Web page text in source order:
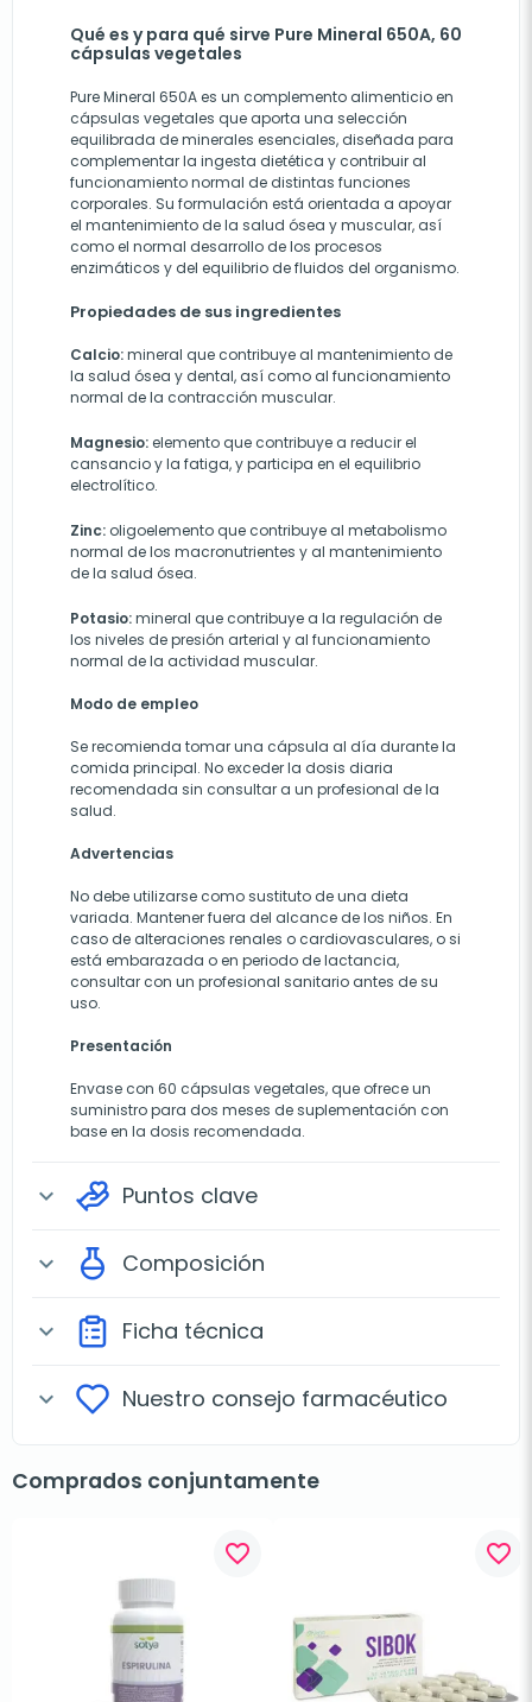
Qué es y para qué sirve Pure Mineral 650A, 60
cápsulas vegetales
Pure Mineral 650A es un complemento alimenticio en
cápsulas vegetales que aporta una selección
equilibrada de minerales esenciales, diseñada para
complementar la ingesta dietética y contribuir al
funcionamiento normal de distintas funciones
corporales. Su formulación está orientada a apoyar
el mantenimiento de la salud ósea y muscular, así
como el normal desarrollo de los procesos
enzimáticos y del equilibrio de fluidos del organismo.
Propiedades de sus ingredientes
Calcio:mineral que contribuye al mantenimiento de
la salud ósea y dental, así como al funcionamiento
normal de la contracción muscular.
Magnesio:elemento que contribuye a reducir el
cansancio y la fatiga, y participa en el equilibrio
electrolítico.
Zinc: oligoelemento que contribuye al metabolismo
normal de los macronutrientes y al mantenimiento
de la salud ósea.
Potasio:mineral que contribuye a la regulación de
los niveles de presión arterial y al funcionamiento
normal de la actividad muscular.
Modo de empleo
Se recomienda tomar una cápsula al día durante la
comida principal. No exceder la dosis diaria
recomendada sin consultar a un profesional de la
salud.
Advertencias
No debe utilizarse como sustituto de una dieta
variada. Mantener fuera del alcance de los niños. En
caso de alteraciones renales o cardiovasculares, o si
está embarazada o en periodo de lactancia,
consultar con un profesional sanitario antes de su
uso.
Presentación
Envase con 60 cápsulas vegetales, que ofrece un
suministro para dos meses de suplementación con
base en la dosis recomendada.
expand_more Puntos clave
expand_more Composición
expand_more Ficha técnica
expand_more Nuestro consejo farmacéutico
Comprados conjuntamente
favorite_border favorite_border